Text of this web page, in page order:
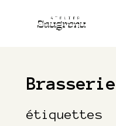
étiquettes